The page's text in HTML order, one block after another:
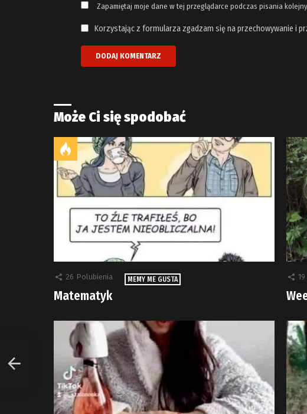
Zapamiętaj moje dane w tej przeglądarce podczas pisania
Korzystając z formularza zgadzam się na przechowywanie i
Może Ci się spodobać
26 Polubienia MEMY ME GUSTA
Matematyk
19